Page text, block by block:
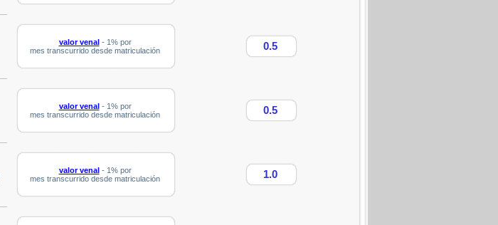
valor venal- 1% por
mes transcurrido desde matriculación
0.5
valor venal- 1% por
mes transcurrido desde matriculación
0.5
valor venal- 1% por
mes transcurrido desde matriculación
1.0